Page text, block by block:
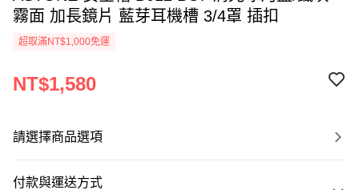
霧面 加長鏡片 藍芽耳機槽 3/4罩 插扣
超取滿NT$1,000免運
NT$1,580
請選擇商品選項
付款與運送方式